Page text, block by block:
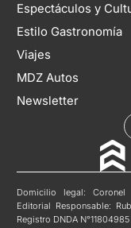
Espectáculos y
Estilo Gastronomía
Viajes
MDZ Autos
Newsletter
Domicilio legal: Coronel
Editorial Responsable:
Registro DNDA